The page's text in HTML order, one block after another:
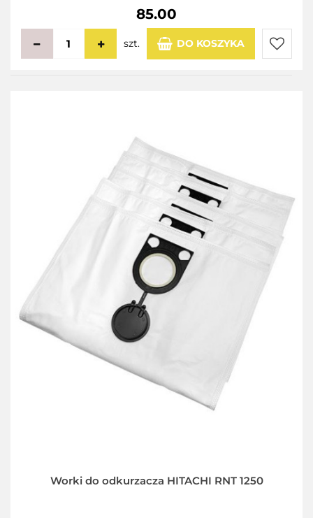
85.00
szt. DO KOSZYKA
Do
Worki do odkurzacza HITACHI RNT 1250